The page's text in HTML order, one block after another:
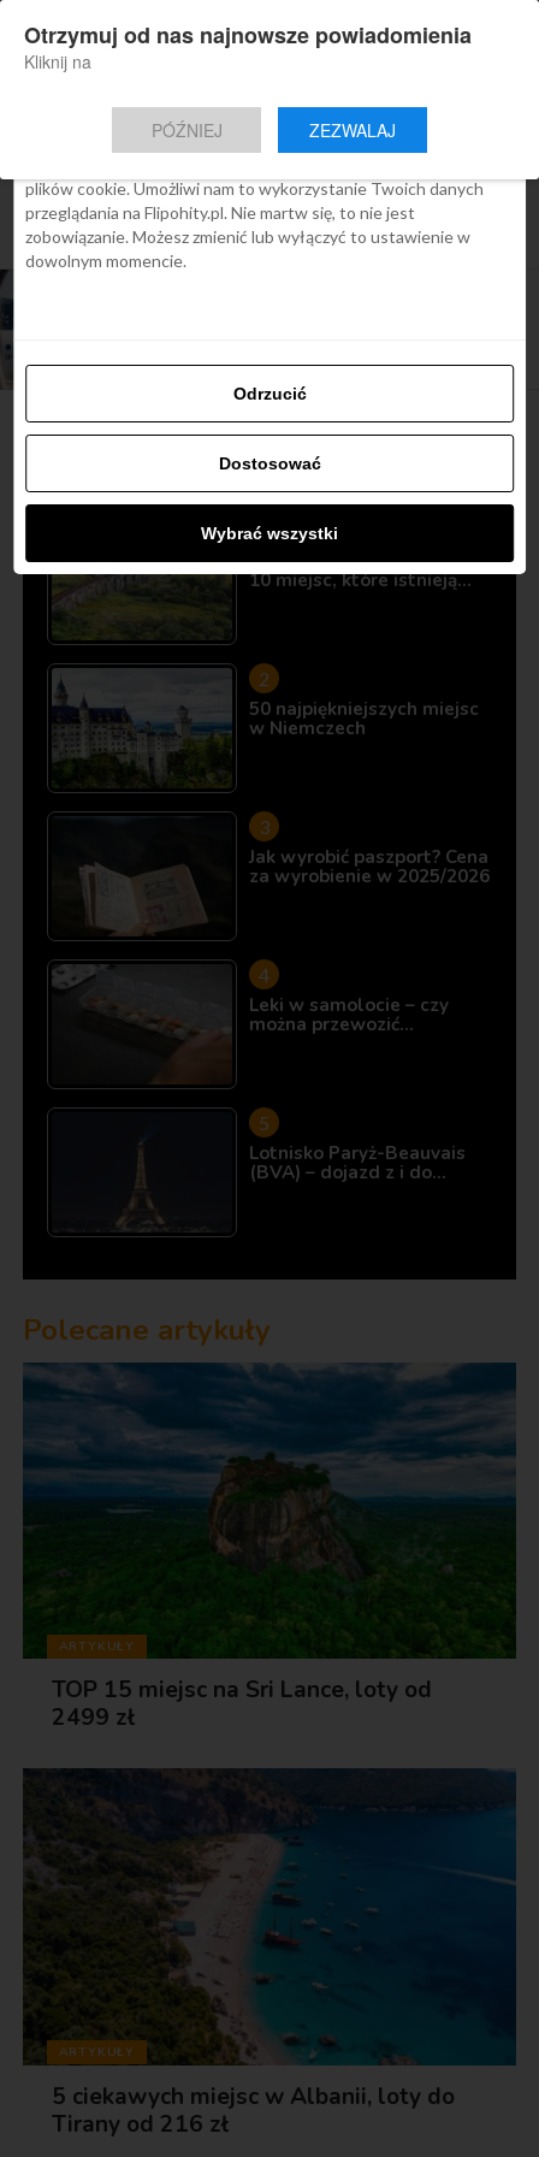
Nowa aplikacja Flipohity
Aktualne wiadomości, artykuły, TOP
Instalacja
All posts tagged "bolonia bilety
lotnicze"
Najbardziej popularne
Śladami Harry’ego Pottera:
10 miejsc, które istnieją…
50 najpiękniejszych miejsc
w Niemczech
Jak wyrobić paszport? Cena
za wyrobienie w 2025/2026
Leki w samolocie – czy
można przewozić…
Lotnisko Paryż-Beauvais
(BVA) – dojazd z i do…
Polecane artykuły
ARTYKUŁY
TOP 15 miejsc na Sri Lance, loty od
2499 zł
ARTYKUŁY
5 ciekawych miejsc w Albanii, loty do
Tirany od 216 zł
Zgoda Szczegóły O cookies
Ta strona używa plików cookies
We Flipo robimy wszystko, aby pokazać Ci tylko te treści, które
plików cookie. Umożliwi nam to wykorzystanie Twoich danych
przeglądania na Flipohity.pl. Nie martw się, to nie jest
zobowiązanie. Możesz zmienić lub wyłączyć to ustawienie w
dowolnym momencie.
Odrzucić
Dostosować
Wybrać wszystki
Otrzymuj od nas najnowsze powiadomienia
Kliknij na
PÓŹNIEJ ZEZWALAJ